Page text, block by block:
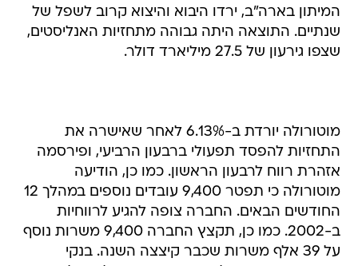
המיתון בארה"ב, ירדו היבוא והיצוא קרוב לשפל של
שנתיים. התוצאה היתה גבוהה מתחזיות האנליסטים,
שצפו גירעון של 27.5 מיליארד דולר.
מוטורולה יורדת ב-6.13% לאחר שאישרה את
התחזיות להפסד תפעולי ברבעון הרביעי, ופירסמה
אזהרת רווח לרבעון הראשון. כמו כן, הודיעה
מוטורולה כי תפטר 9,400 עובדים נוספים במהלך 12
החודשים הבאים. החברה צופה להגיע לרווחיות
ב-2002. כמו כן, תקצץ החברה 9,400 משרות נוסף
על 39 אלף משרות שכבר קיצצה השנה. בנקי